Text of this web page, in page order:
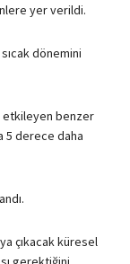
yer verildi.
sıcak dönemini
etkileyen benzer
5 derece daha
çıkacak küresel